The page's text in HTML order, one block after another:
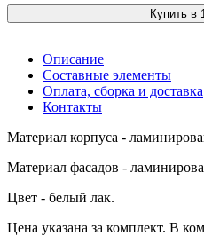
Купить в
Описание
Составные элементы
Оплата, сборка и доставка
Контакты
Материал корпуса -
Материал фасадов -
Цвет - белый лак.
Цена указана за комплект. В